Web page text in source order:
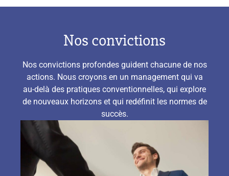
Nos convictions
Nos convictions profondes guident chacune de nos
actions. Nous croyons en un management qui va
au-delà des pratiques conventionnelles, qui explore
de nouveaux horizons et qui redéfinit les normes de
succès.